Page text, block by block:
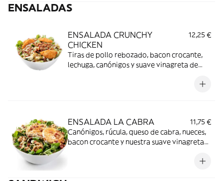
ENSALADAS
ENSALADA CRUNCHY
CHICKEN
12,25 €
Tiras de pollo rebozado, bacon crocante,
lechuga, canónigos y suave vinagreta de
ENSALADA LA CABRA
11,75 €
Canónigos, rúcula, queso de cabra, nueces,
bacon crocante y nuestra suave vinagreta